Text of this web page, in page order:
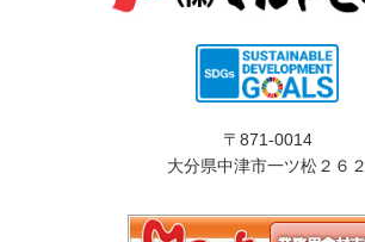
〒871-0014
大分県中津市一ツ松２６２